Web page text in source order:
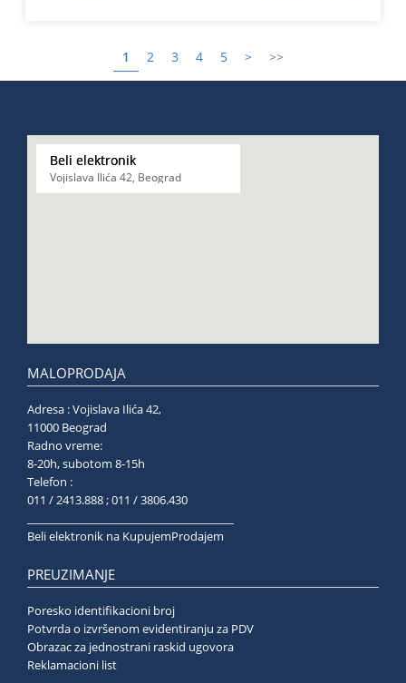
1 2 3 4 5 > >>
Beli elektronik
Vojislava Ilića 42, Beograd
MALOPRODAJA
Adresa : Vojislava Ilića 42,
11000 Beograd
Radno vreme:
8-20h, subotom 8-15h
Telefon :
011 / 2413.888 ; 011 / 3806.430
Beli elektronik na KupujemProdajem
PREUZIMANJE
Poresko identifikacioni broj
Potvrda o izvršenom evidentiranju za PDV
Obrazac za jednostrani raskid ugovora
Reklamacioni list